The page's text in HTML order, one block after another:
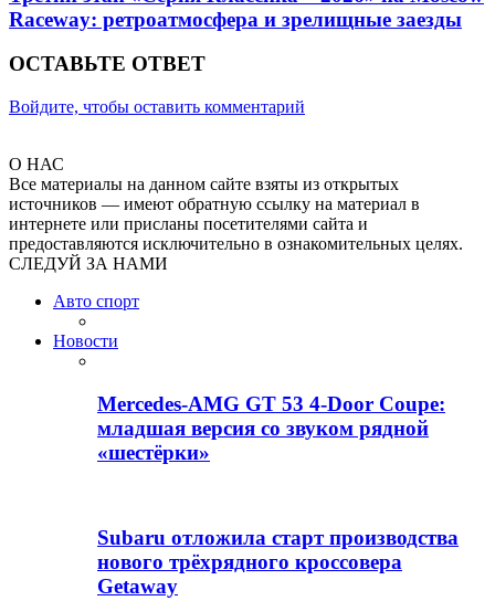
Raceway: ретроатмосфера и зрелищные заезды
ОСТАВЬТЕ ОТВЕТ
Войдите, чтобы оставить комментарий
О НАС
Все материалы на данном сайте взяты из открытых
источников — имеют обратную ссылку на материал в
интернете или присланы посетителями сайта и
предоставляются исключительно в ознакомительных целях.
СЛЕДУЙ ЗА НАМИ
Авто спорт
Новости
Mercedes-AMG GT 53 4-Door Coupe:
младшая версия со звуком рядной
«шестёрки»
Subaru отложила старт производства
нового трёхрядного кроссовера
Getaway